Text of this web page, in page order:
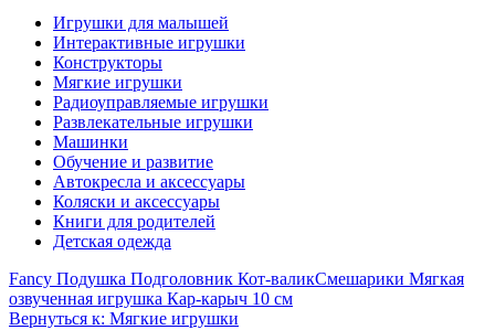
Игрушки для малышей
Интерактивные игрушки
Конструкторы
Мягкие игрушки
Радиоуправляемые игрушки
Развлекательные игрушки
Машинки
Обучение и развитие
Автокресла и аксессуары
Коляски и аксессуары
Книги для родителей
Детская одежда
Fancy Подушка Подголовник Кот-валикСмешарики Мягкая
озвученная игрушка Кар-карыч 10 см
Вернуться к: Мягкие игрушки